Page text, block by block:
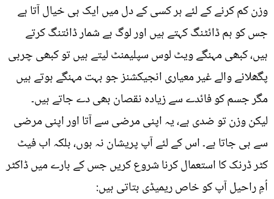
وزن کم کرنے کے لئے ہر کسی کے دل میں ایک ہی خیال آتا ہے
جس کو ہم ڈائٹنگ کہتے ہیں اور لوگ بے شمار ڈائتنگ کرتے
ہیں، کبھی مہنگے ویٹ لوس سپلیمنٹ لیتے ہیں تو کبھی چربی
پگھلانے والے غیر معیاری انجیکشنز جو بہت مہنگے ہوتے ہیں
مگر جسم کو فائدے سے زیادہ نقصان بھی دے جاتے ہیں۔
لیکن وزن تو ضدی ہے، یہ اپنی مرضی سے آتا اور اپنی مرضی
سے ہی جاتا ہے۔ اس کے لئے آپ پریشان نہ ہوں، بلکہ اب فیٹ
کٹر ڈرنک کا استعمال کرنا شروع کریں جس کے بارے میں ڈاکٹر
اُمِ راحیل آپ کو خاص ریمیڈی بتاتی ہیں: